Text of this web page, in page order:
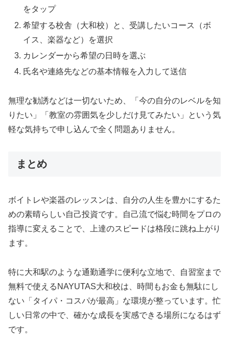
をタップ
希望する校舎（大和校）と、受講したいコース（ボ
イス、楽器など）を選択
カレンダーから希望の日時を選ぶ
氏名や連絡先などの基本情報を入力して送信
無理な勧誘などは一切ないため、「今の自分のレベルを知
りたい」「教室の雰囲気を少しだけ見てみたい」という気
軽な気持ちで申し込んで全く問題ありません。
まとめ
ボイトレや楽器のレッスンは、自分の人生を豊かにするた
めの素晴らしい自己投資です。自己流で悩む時間をプロの
指導に変えることで、上達のスピードは格段に跳ね上がり
ます。
特に大和駅のような通勤通学に便利な立地で、自習室まで
無料で使えるNAYUTAS大和校は、時間もお金も無駄にし
ない「タイパ・コスパが最高」な環境が整っています。忙
しい日常の中で、確かな成長を実感できる場所になるはず
です。